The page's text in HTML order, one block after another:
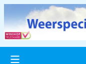
Cookie-Einstellungen